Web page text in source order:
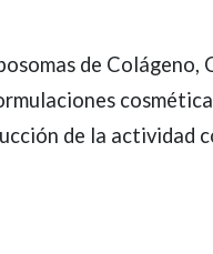
de Colágeno,
de la actividad